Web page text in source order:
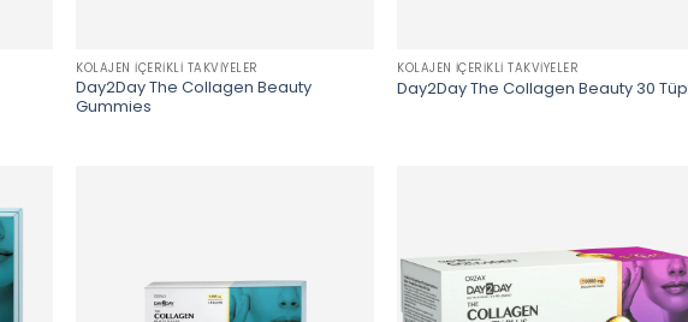
KOLAJEN İÇERIKLI TAKVIYELER
Day2Day The Collagen Beauty
Gummies
KOLAJEN İÇERIKLI TAKVIYELER
Day2Day The Collagen Beauty 30 Tüp